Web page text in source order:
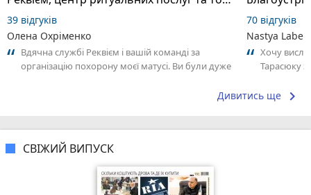
39 відгуків
Олена Охріменко
Вдячна службі Реквієм і вашій команді за
організацію похорону моєї матусі. Ви були дуже
70 відгуків
Nastya
Хочу
Тарасюку
Дивитись ще keyboard_arrow_right
СВІЖИЙ ВИПУСК